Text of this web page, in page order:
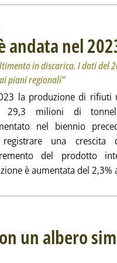
nel
in discarica. I dati del
piani regionali”
la produzione di rifiuti
29,3 milioni di
nel biennio
una crescita
del prodotto
è aumentata del 2,3%
un albero